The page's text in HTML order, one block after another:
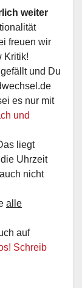
weiter
freuen wir
Kritik!
und Du
es nur mit
und
liegt
Uhrzeit
nicht
alle
auf
Schreib